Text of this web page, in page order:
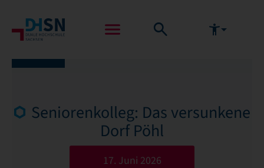
Seniorenkolleg: Das versunkene
Dorf Pöhl
17. Juni 2026